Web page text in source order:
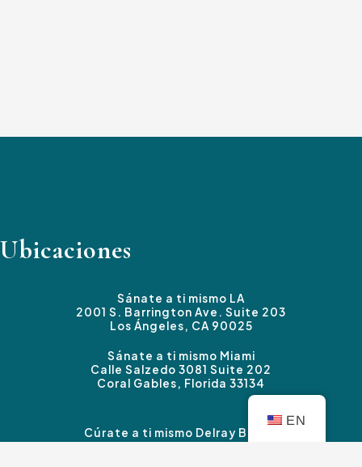
Ubicaciones
Sánate a ti mismo LA
2001 S. Barrington Ave. Suite 203
Los Ángeles, CA 90025
Sánate a ti mismo Miami
Calle Salzedo 3081 Suite 202
Coral Gables, Florida 33134
Cúrate a ti mismo Delray Beach
3339 Carretera Federal #B
EN